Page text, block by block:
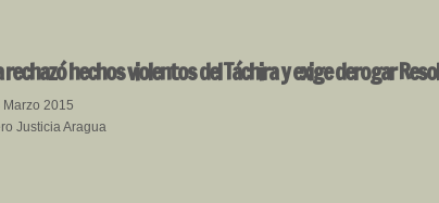
hechos violentos del Táchira y exige derogar
2015
Justicia Aragua